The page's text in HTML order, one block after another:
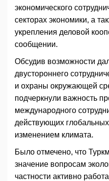
экономического
секторах экономики, а
укрепления деловой
сообщении.
Обсудив возможности
двустороннего
и охраны окружающей
подчеркнули важность
международного
действующих
изменением климата.
Было отмечено, что
значение вопросам
частности активно